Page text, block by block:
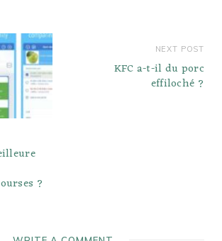
?
NEXT POST
KFC a-t-il du porc
effiloché ?